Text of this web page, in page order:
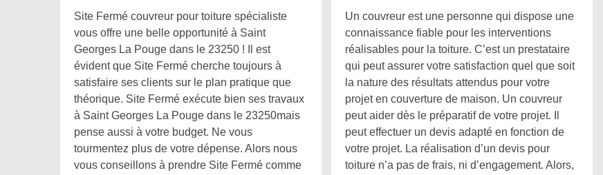
Site Fermé couvreur pour toiture spécialiste
vous offre une belle opportunité à Saint
Georges La Pouge dans le 23250 ! Il est
évident que Site Fermé cherche toujours à
satisfaire ses clients sur le plan pratique que
théorique. Site Fermé exécute bien ses travaux
à Saint Georges La Pouge dans le 23250mais
pense aussi à votre budget. Ne vous
tourmentez plus de votre dépense. Alors nous
vous conseillons à prendre Site Fermé comme
Un couvreur est une personne qui dispose une
connaissance fiable pour les interventions
réalisables pour la toiture. C’est un prestataire
qui peut assurer votre satisfaction quel que soit
la nature des résultats attendus pour votre
projet en couverture de maison. Un couvreur
peut aider dès le préparatif de votre projet. Il
peut effectuer un devis adapté en fonction de
votre projet. La réalisation d’un devis pour
toiture n’a pas de frais, ni d’engagement. Alors,